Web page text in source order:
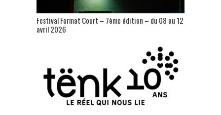
Festival Format Court – 7ème édition – du 08 au 12
avril 2026